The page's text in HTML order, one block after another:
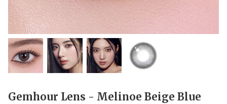
Gemhour Lens - Melinoe Beige Blue